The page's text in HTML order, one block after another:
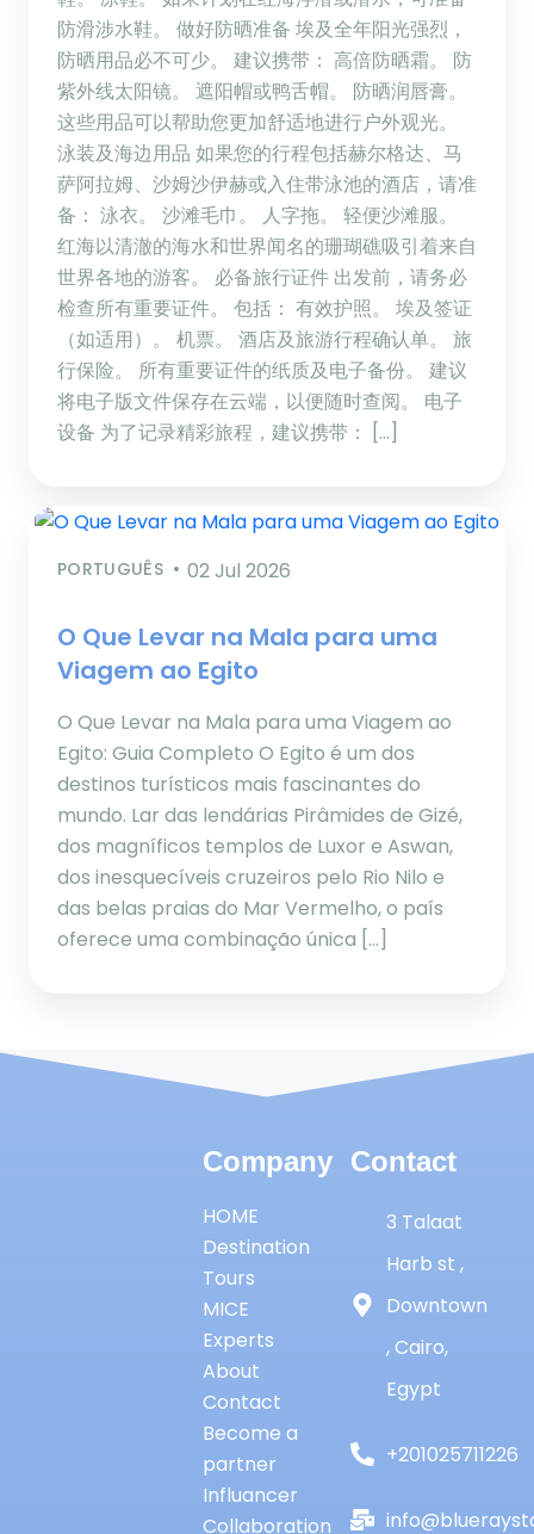
防滑涉水鞋。 做好防晒准备 埃及全年阳光强烈，
防晒用品必不可少。 建议携带： 高倍防晒霜。 防
紫外线太阳镜。 遮阳帽或鸭舌帽。 防晒润唇膏。
这些用品可以帮助您更加舒适地进行户外观光。
泳装及海边用品 如果您的行程包括赫尔格达、马
萨阿拉姆、沙姆沙伊赫或入住带泳池的酒店，请准
备： 泳衣。 沙滩毛巾。 人字拖。 轻便沙滩服。
红海以清澈的海水和世界闻名的珊瑚礁吸引着来自
世界各地的游客。 必备旅行证件 出发前，请务必
检查所有重要证件。 包括： 有效护照。 埃及签证
（如适用）。 机票。 酒店及旅游行程确认单。 旅
行保险。 所有重要证件的纸质及电子备份。 建议
将电子版文件保存在云端，以便随时查阅。 电子
设备 为了记录精彩旅程，建议携带： […]
PORTUGUÊS 02 Jul 2026
O Que Levar na Mala para uma
Viagem ao Egito
O Que Levar na Mala para uma Viagem ao
Egito: Guia Completo O Egito é um dos
destinos turísticos mais fascinantes do
mundo. Lar das lendárias Pirâmides de Gizé,
dos magníficos templos de Luxor e Aswan,
dos inesquecíveis cruzeiros pelo Rio Nilo e
das belas praias do Mar Vermelho, o país
oferece uma combinação única […]
Company
HOME
Destination
Tours
MICE
Experts
About
Contact
Become a
partner
Influancer
Collaboration
Contact
3 Talaat
Harb st ,
Downtown
, Cairo,
Egypt
+201025711226